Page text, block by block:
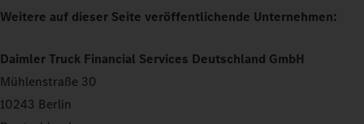
Weitere auf dieser Seite veröffentlichende Unternehmen:
Daimler Truck Financial Services Deutschland GmbH
Mühlenstraße 30
10243 Berlin